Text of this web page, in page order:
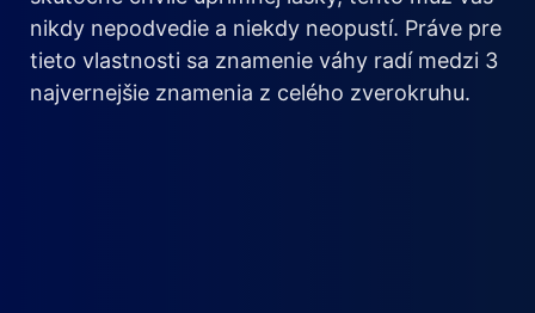
nikdy nepodvedie a niekdy neopustí. Práve pre
tieto vlastnosti sa znamenie váhy radí medzi 3
najvernejšie znamenia z celého zverokruhu.